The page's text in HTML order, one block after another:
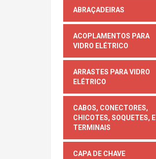
ABRAÇADEIRAS
ACOPLAMENTOS PARA
VIDRO ELÉTRICO
ARRASTES PARA VIDRO
ELÉTRICO
CABOS, CONECTORES,
CHICOTES, SOQUETES, E
TERMINAIS
CAPA DE CHAVE